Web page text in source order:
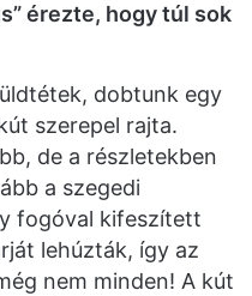
érezte, hogy túl sok
dobtunk egy
szerepel rajta.
de a részletekben
a szegedi
fogóval kifeszített
lehúzták, így az
nem minden! A kút